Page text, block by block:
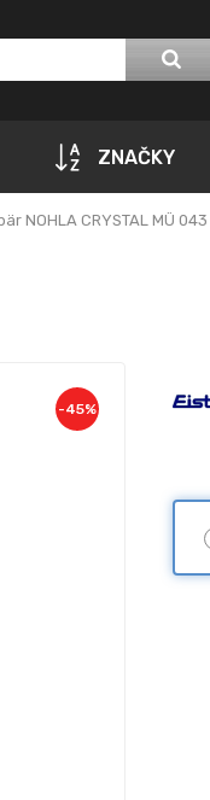
ZNAČKY
NOHLA CRYSTAL MÜ 043
-45%